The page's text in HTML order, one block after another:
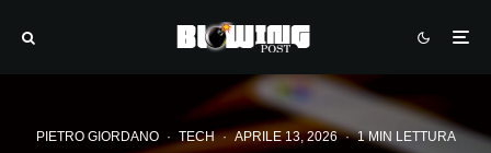
PIETRO GIORDANO · TECH · APRILE 13, 2026 · 1 MIN LETTURA